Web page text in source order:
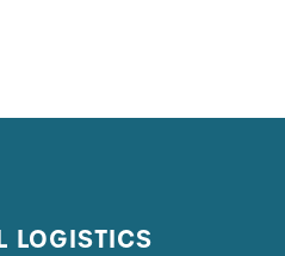
LOGISTICS